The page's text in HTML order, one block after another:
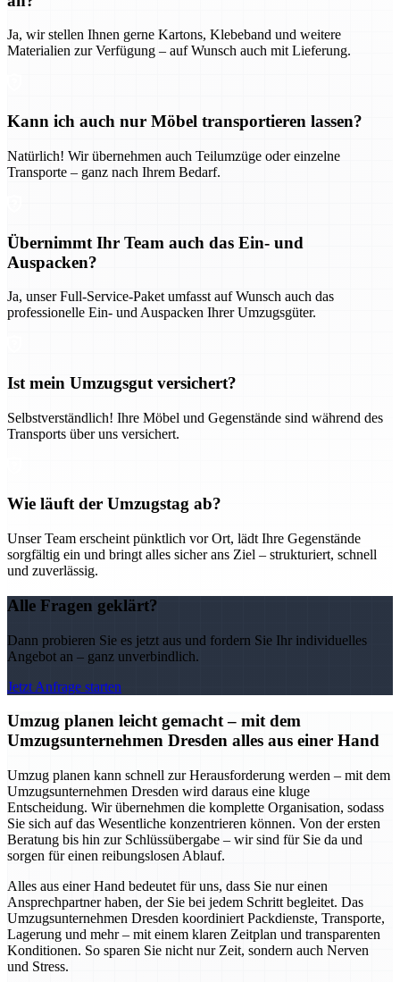
Ja, wir stellen Ihnen gerne Kartons, Klebeband und weitere
Materialien zur Verfügung – auf Wunsch auch mit Lieferung.
Kann ich auch nur Möbel transportieren lassen?
Natürlich! Wir übernehmen auch Teilumzüge oder einzelne
Transporte – ganz nach Ihrem Bedarf.
Übernimmt Ihr Team auch das Ein- und
Auspacken?
Ja, unser Full-Service-Paket umfasst auf Wunsch auch das
professionelle Ein- und Auspacken Ihrer Umzugsgüter.
Ist mein Umzugsgut versichert?
Selbstverständlich! Ihre Möbel und Gegenstände sind während des
Transports über uns versichert.
Wie läuft der Umzugstag ab?
Unser Team erscheint pünktlich vor Ort, lädt Ihre Gegenstände
sorgfältig ein und bringt alles sicher ans Ziel – strukturiert, schnell
und zuverlässig.
Alle Fragen geklärt?
Dann probieren Sie es jetzt aus und fordern Sie Ihr individuelles
Angebot an – ganz unverbindlich.
Jetzt Anfrage starten
Umzug planen leicht gemacht – mit dem
Umzugsunternehmen Dresden alles aus einer Hand
Umzug planen kann schnell zur Herausforderung werden – mit dem
Umzugsunternehmen Dresden wird daraus eine kluge
Entscheidung. Wir übernehmen die komplette Organisation, sodass
Sie sich auf das Wesentliche konzentrieren können. Von der ersten
Beratung bis hin zur Schlüssübergabe – wir sind für Sie da und
sorgen für einen reibungslosen Ablauf.
Alles aus einer Hand bedeutet für uns, dass Sie nur einen
Ansprechpartner haben, der Sie bei jedem Schritt begleitet. Das
Umzugsunternehmen Dresden koordiniert Packdienste, Transporte,
Lagerung und mehr – mit einem klaren Zeitplan und transparenten
Konditionen. So sparen Sie nicht nur Zeit, sondern auch Nerven
und Stress.